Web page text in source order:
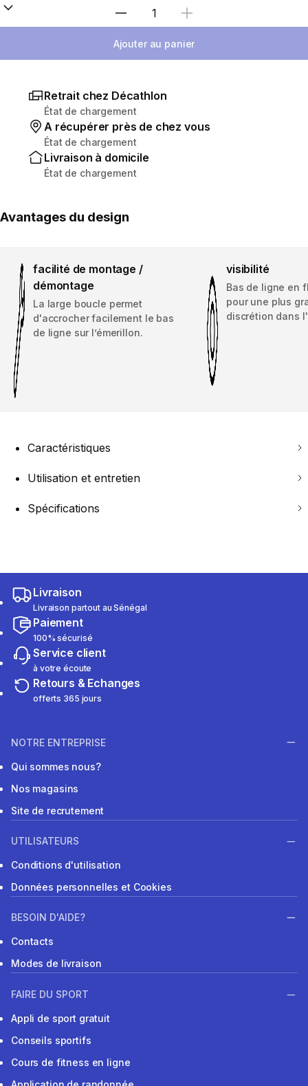
Choisir une quantité
Ajouter au panier
Retrait chez Décathlon
État de chargement
A récupérer près de chez vous
État de chargement
Livraison à domicile
État de chargement
Avantages du design
facilité de montage /
démontage
La large boucle permet
d'accrocher facilement le bas
de ligne sur l’émerillon.
visibilité
Bas de ligne en
pour une plus
discrétion dans
Caractéristiques
Utilisation et entretien
Spécifications
Livraison
Livraison partout au Sénégal
Paiement
100% sécurisé
Service client
à votre écoute
Retours & Echanges
offerts 365 jours
NOTRE ENTREPRISE
Qui sommes nous?
Nos magasins
Site de recrutement
UTILISATEURS
Conditions d'utilisation
Données personnelles et Cookies
BESOIN D'AIDE?
Contacts
Modes de livraison
FAIRE DU SPORT
Appli de sport gratuit
Conseils sportifs
Cours de fitness en ligne